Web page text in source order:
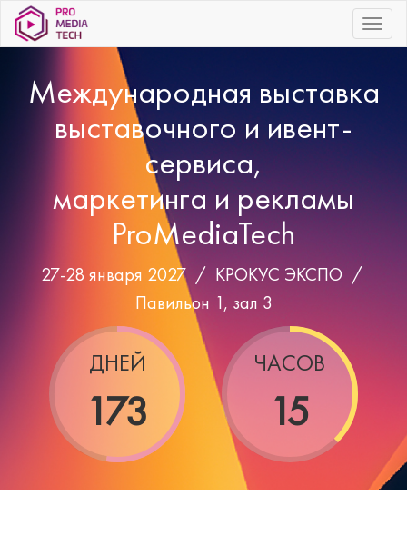
|||
Международная выставка
выставочного и ивент-
сервиса,
маркетинга и рекламы
ProMediaTech
27-28 января 2027 / КРОКУС ЭКСПО /
Павильон 1, зал 3
ДНЕЙ
173
ЧАСОВ
15